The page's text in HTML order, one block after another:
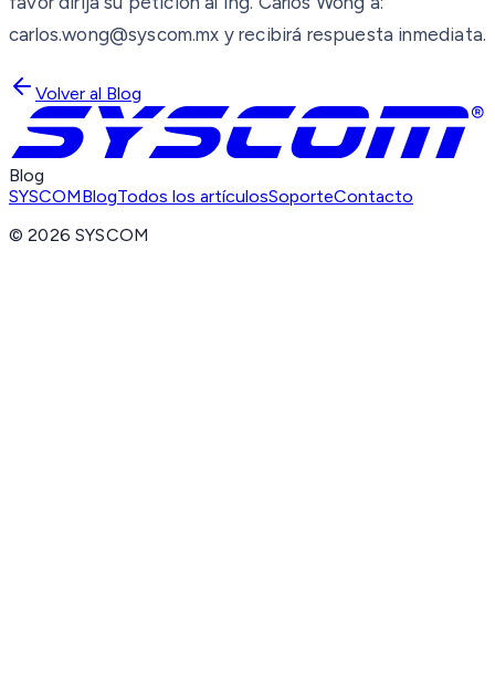
carlos.wong@syscom.mx y recibirá respuesta inmediata.
Volver al Blog
Blog
SYSCOMBlogTodos los artículosSoporteContacto
©2026 SYSCOM